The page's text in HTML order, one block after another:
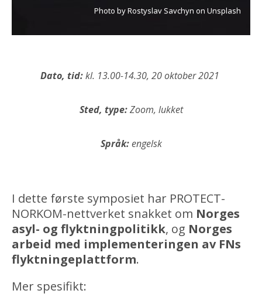
Photo by Rostyslav Savchyn on Unsplash
Dato, tid:kl. 13.00-14.30, 20 oktober 2021
Sted, type:Zoom, lukket
Språk: engelsk
I dette første symposiet har PROTECT-
NORKOM-nettverket snakket om Norges
asyl- og flyktningpolitikk, og Norges
arbeid med implementeringen av FNs
flyktningeplattform.
Mer spesifikt: